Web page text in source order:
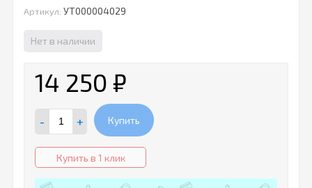
Артикул: УТ000004029
Нет в наличии
14 250 ₽
- + Купить
Купить в 1 клик